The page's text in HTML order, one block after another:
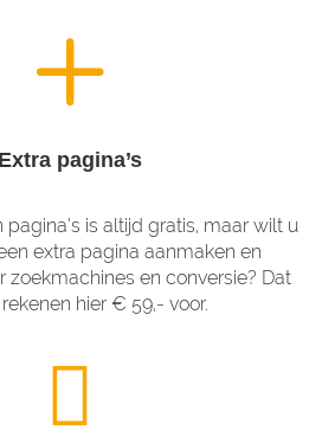
Extra pagina’s
is altijd gratis, maar wilt u
extra pagina aanmaken en
zoekmachines en conversie? Dat
hier € 59,- voor.